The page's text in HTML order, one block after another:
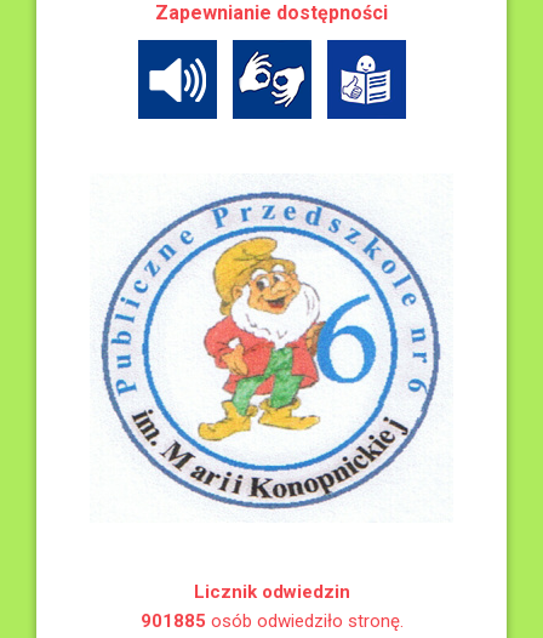
Zapewnianie dostępności
Licznik odwiedzin
901885 osób odwiedziło stronę.